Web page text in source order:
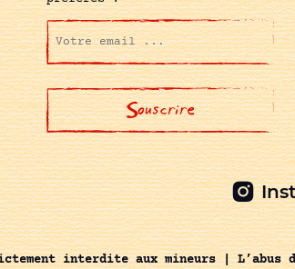
interdite aux mineurs | L’abus